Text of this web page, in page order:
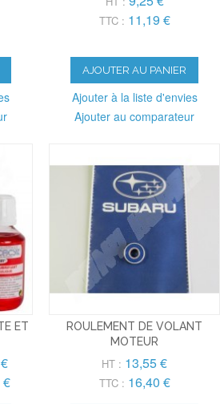
TTC : 11,19 €
AJOUTER AU PANIER
Ajouter à la liste d'envies
Ajouter au comparateur
ET
€
ROULEMENT DE VOLANT
MOTEUR
HT : 13,55 €
TTC : 16,40 €